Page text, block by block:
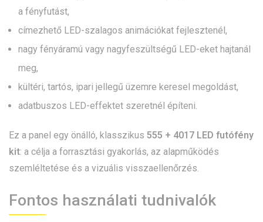
a fényfutást,
címezhető LED-szalagos animációkat fejlesztenél,
nagy fényáramú vagy nagyfeszültségű LED-eket hajtanál
meg,
kültéri, tartós, ipari jellegű üzemre keresel megoldást,
adatbuszos LED-effektet szeretnél építeni.
Ez a panel egy önálló, klasszikus 555 + 4017 LED futófény
kit: a célja a forrasztási gyakorlás, az alapműködés
szemléltetése és a vizuális visszaellenőrzés.
Fontos használati tudnivalók